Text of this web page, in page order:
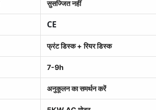
सुसज्जित नहीं
CE
फ्रंट डिस्क + रियर डिस्क
7-9h
अनुकूलन का समर्थन करें